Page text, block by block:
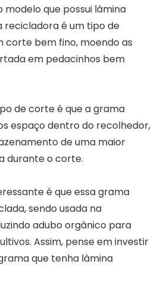
que possui lâmina
recicladora é um tipo de
corte bem fino, moendo as
em pedacinhos bem
de corte é que a grama
espaço dentro do recolhedor,
de uma maior
durante o corte.
é que essa grama
sendo usada na
adubo orgânico para
Assim, pense em investir
que tenha lâmina